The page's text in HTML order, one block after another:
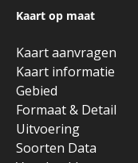
Kaart op maat
Kaart aanvragen
Kaart informatie
Gebied
Formaat & Detail
Uitvoering
Soorten Data